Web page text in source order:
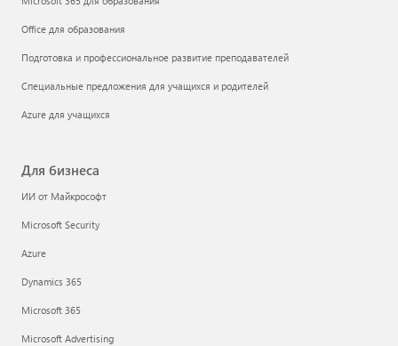
Office для образования
Подготовка и профессиональное развитие преподавателей
Специальные предложения для учащихся и родителей
Azure для учащихся
Для бизнеса
ИИ от Майкрософт
Microsoft Security
Azure
Dynamics 365
Microsoft 365
Microsoft Advertising